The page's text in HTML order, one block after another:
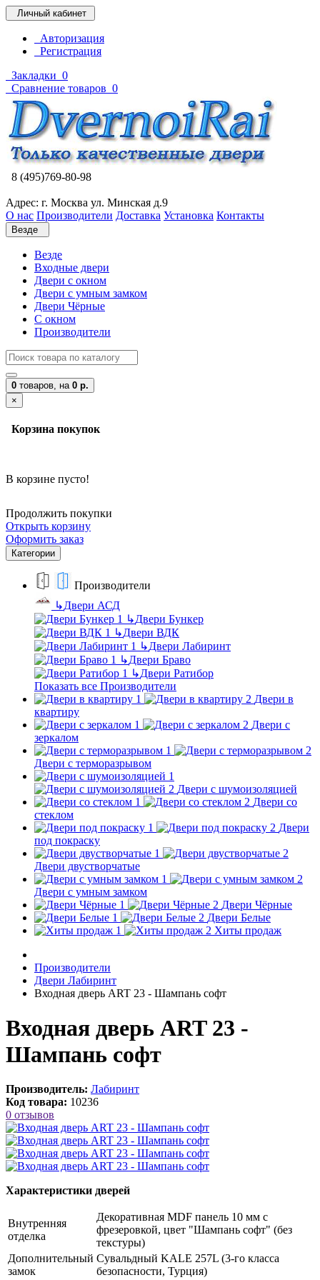
Личный кабинет
Авторизация
Регистрация
Закладки 0
Сравнение товаров 0
8 (495)769-80-98
Адрес: г. Москва ул. Минская д.9
О нас Производители Доставка Установка Контакты
Везде
Везде
Входные двери
Двери с окном
Двери с умным замком
Двери Чёрные
C окном
Производители
0 товаров, на 0 р.
×
Корзина покупок
В корзине пусто!
Продолжить покупки
Открыть корзину
Оформить заказ
Категории
Производители
↳Двери АСД
↳Двери Бункер
↳Двери ВДК
↳Двери Лабиринт
↳Двери Браво
↳Двери Ратибор
Показать все Производители
Двери в
квартиру
Двери с
зеркалом
Двери с терморазрывом
Двери с шумоизоляцией
Двери со
стеклом
Двери
под покраску
Двери двустворчатые
Двери с умным замком
Двери Чёрные
Двери Белые
Хиты продаж
Производители
Двери Лабиринт
Входная дверь ART 23 - Шампань софт
Входная дверь ART 23 -
Шампань софт
Производитель: Лабиринт
Код товара: 10236
0 отзывов
Характеристики дверей
Внутренняя
отделка
Декоративная MDF панель 10 мм с
фрезеровкой, цвет "Шампань софт" (без
текстуры)
Дополнительный
замок
Сувальдный KALE 257L (3-го класса
безопасности, Турция)